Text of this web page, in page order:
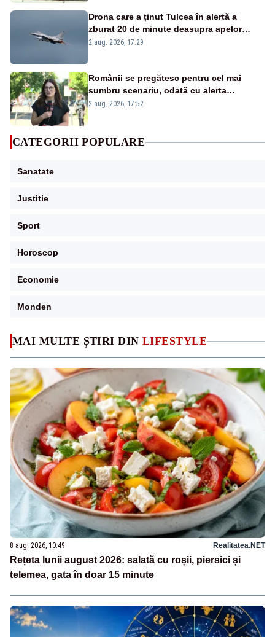
MAI MULTE ȘTIRI DIN LIFESTYLE
8 aug. 2026, 10:49 Realitatea.NET
Rețeta lunii august 2026: salată cu roșii, piersici și
telemea, gata în doar 15 minute
Drona care a ținut Tulcea în alertă a
zburat 20 de minute deasupra apelor
României. Au fost ridicate două F-16
2 aug. 2026, 17:29
Românii se pregătesc pentru cel mai
sumbru scenariu, odată cu alerta
energetică
2 aug. 2026, 17:52
CATEGORII POPULARE
Sanatate
Justitie
Sport
Horoscop
Economie
Monden